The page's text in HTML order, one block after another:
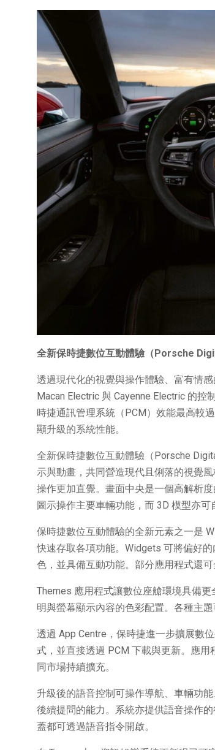
全新保時捷數位互動體驗（Porsche
透過現代化的視覺與操作體驗、富有情
Macan Electric 與 Cayenne Electric 的
時捷通訊管理系統（PCM）效能最高較
顯升級的系統性能。
全新保時捷數位互動體驗（Porsche
示與動畫，共同營造現代且俐落的視覺
操作更加直覺。畫面中央是一個高解析
圖示操作主要車輛功能，而 3D 模型亦可
保時捷數位互動體驗的全新元素之一是
快速存取各項功能。Widgets 可將偏好
色，並具備互動功能。部分應用程式還
Themes 應用程式讓數位座艙環境具備
明與螢幕顯示內容的色彩配置。各種主
透過 App Centre，保時捷進一步擴展數
式，並直接透過 PCM 下載與更新。應
同市場持續擴充。
升級後的語音控制可操作導航、車輛功
後續提問的能力。系統亦提供語音操作
蓋都可透過語音指令開啟。